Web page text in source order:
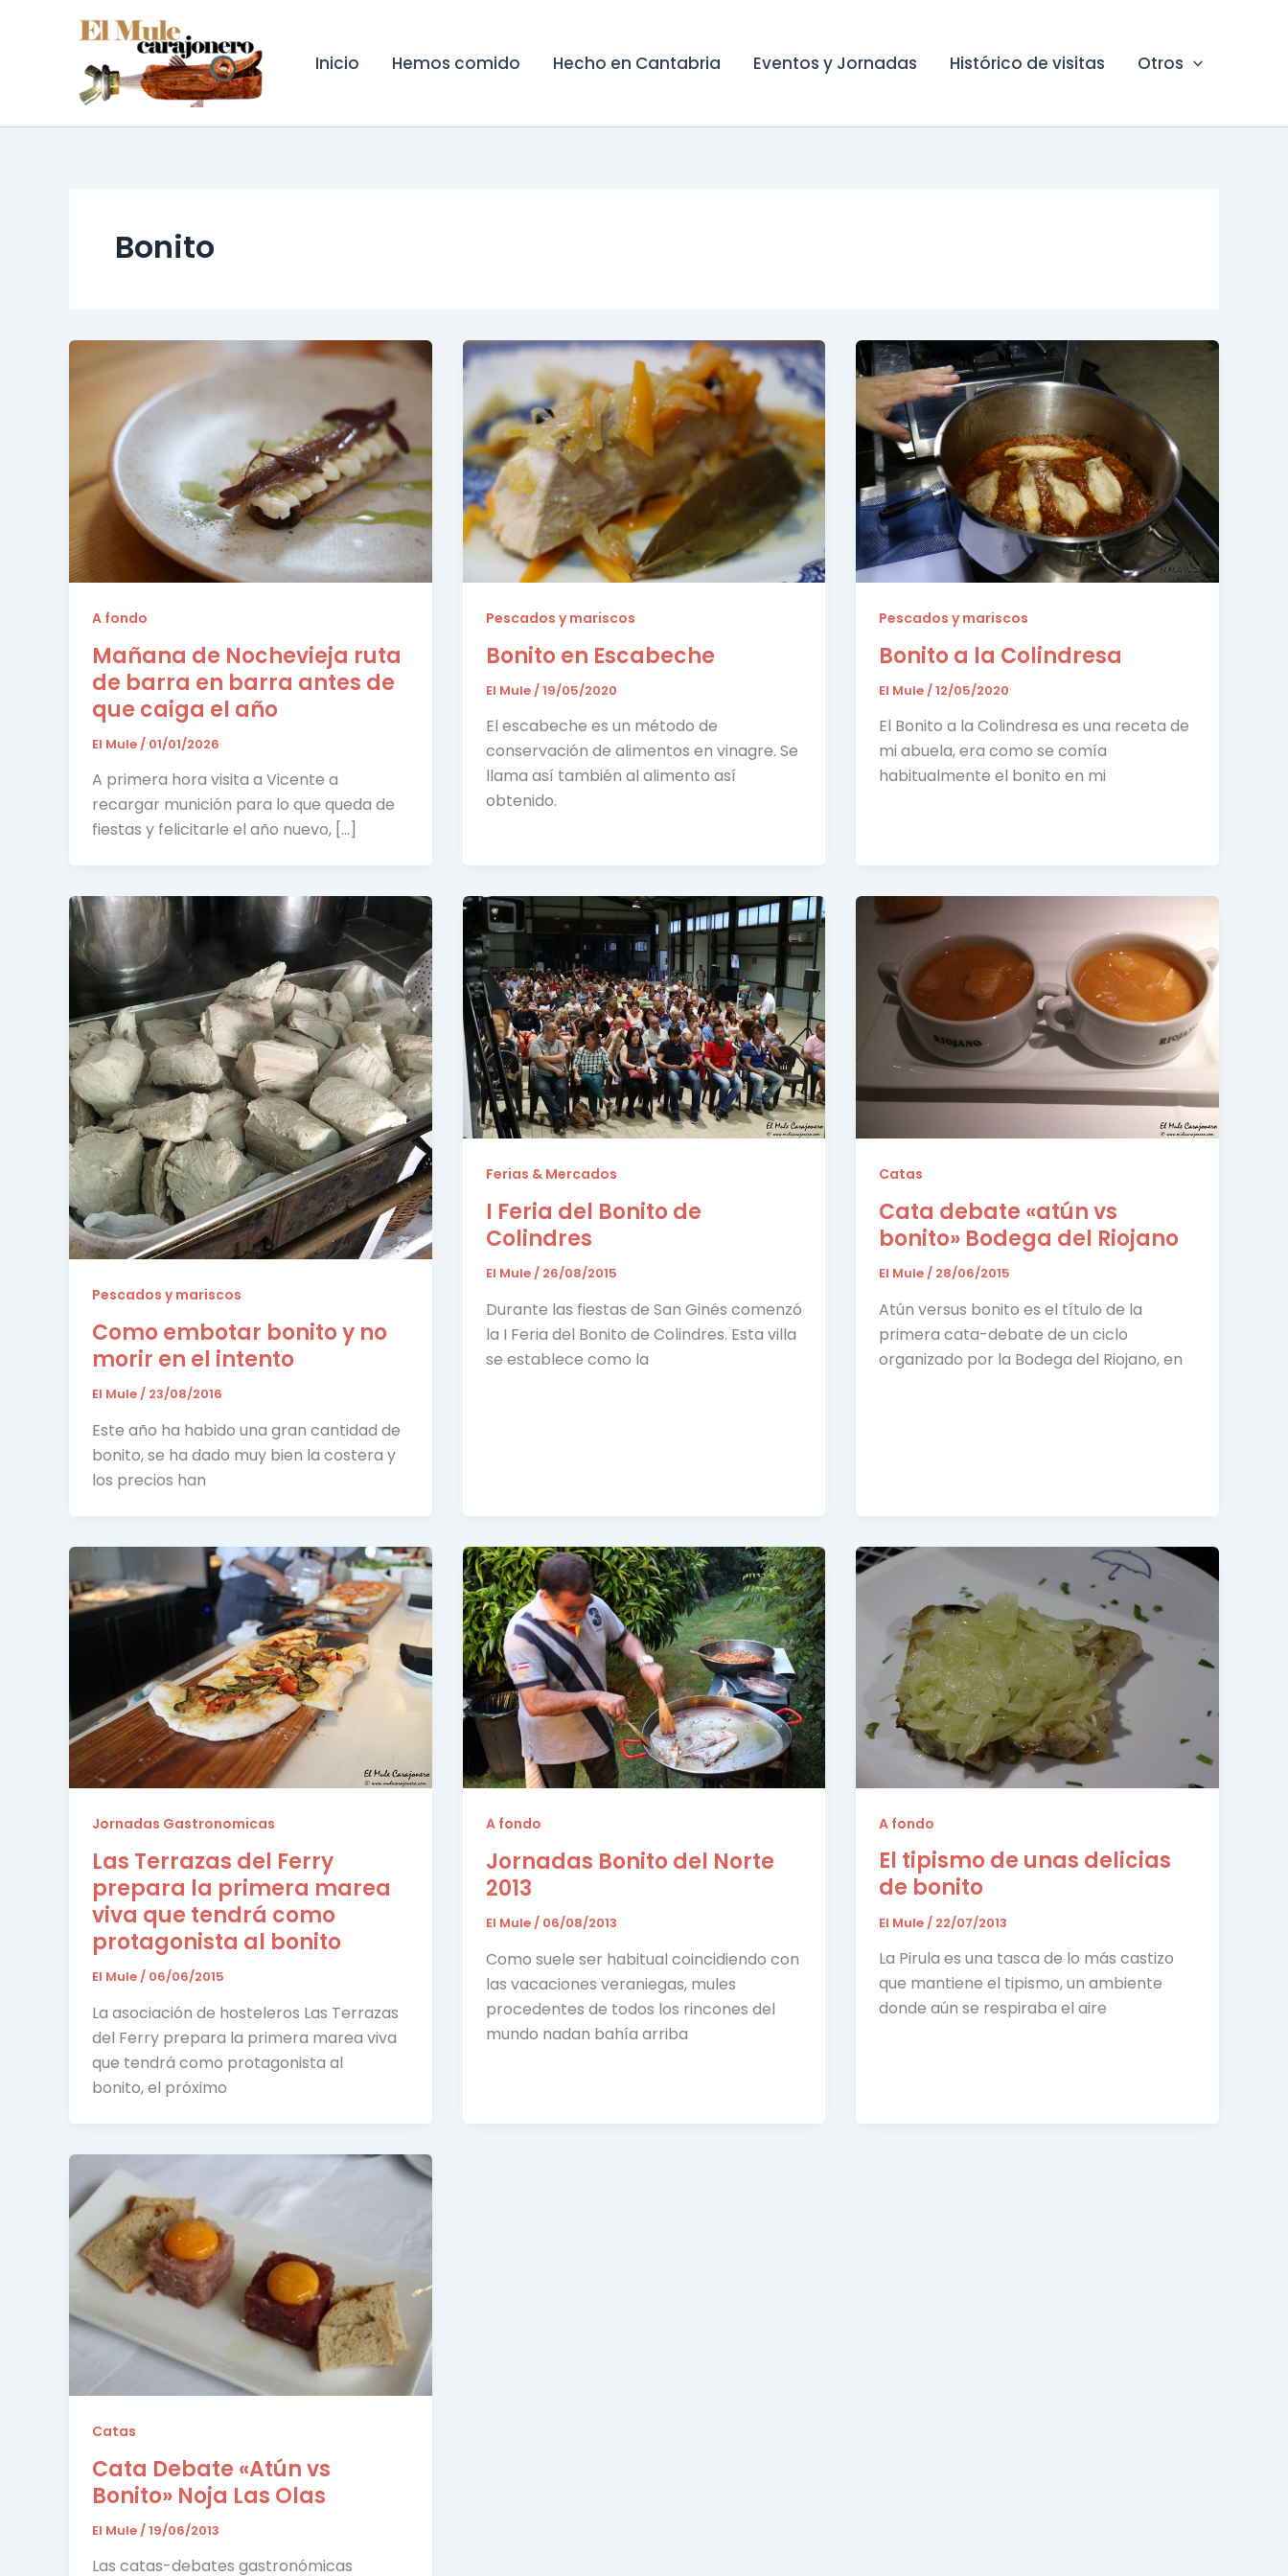
Inicio Hemos comido Hecho en Cantabria Eventos y Jornadas Histórico de visitas Otros
Bonito
A fondo
Mañana de Nochevieja ruta
de barra en barra antes de
que caiga el año
El Mule/ 01/01/2026
A primera hora visita a Vicente a
recargar munición para lo que queda de
fiestas y felicitarle el año nuevo, […]
Pescados y mariscos
Bonito en Escabeche
El Mule /19/05/2020
El escabeche es un método de
conservación de alimentos en vinagre. Se
llama así también al alimento así
obtenido.
Pescados y mariscos
Bonito a la Colindresa
El Mule/12/05/2020
El Bonito a la Colindresa es una receta de
mi abuela, era como se comía
habitualmente el bonito en mi
Pescados y mariscos
Como embotar bonito y no
morir en el intento
El Mule/ 23/08/2016
Este año ha habido una gran cantidad de
bonito, se ha dado muy bien la costera y
los precios han
Ferias & Mercados
I Feria del Bonito de
Colindres
El Mule/ 26/08/2015
Durante las fiestas de San Ginés comenzó
la I Feria del Bonito de Colindres. Esta villa
se establece como la
Catas
Cata debate «atún vs
bonito» Bodega del Riojano
El Mule/ 28/06/2015
Atún versus bonito es el título de la
primera cata-debate de un ciclo
organizado por la Bodega del Riojano, en
Jornadas Gastronomicas
Las Terrazas del Ferry
prepara la primera marea
viva que tendrá como
protagonista al bonito
El Mule/ 06/06/2015
La asociación de hosteleros Las Terrazas
del Ferry prepara la primera marea viva
que tendrá como protagonista al
bonito, el próximo
A fondo
Jornadas Bonito del Norte
2013
El Mule/ 06/08/2013
Como suele ser habitual coincidiendo con
las vacaciones veraniegas, mules
procedentes de todos los rincones del
mundo nadan bahía arriba
A fondo
El tipismo de unas delicias
de bonito
El Mule / 22/07/2013
La Pirula es una tasca de lo más castizo
que mantiene el tipismo, un ambiente
donde aún se respiraba el aire
Catas
Cata Debate «Atún vs
Bonito» Noja Las Olas
El Mule/19/06/2013
Las catas-debates gastronómicas